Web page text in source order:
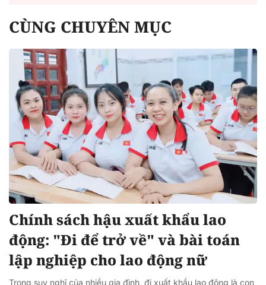
CÙNG CHUYÊN MỤC
Chính sách hậu xuất khẩu lao
động: "Đi để trở về" và bài toán
lập nghiệp cho lao động nữ
Trong suy nghĩ của nhiều gia đình, đi xuất khẩu lao động là con